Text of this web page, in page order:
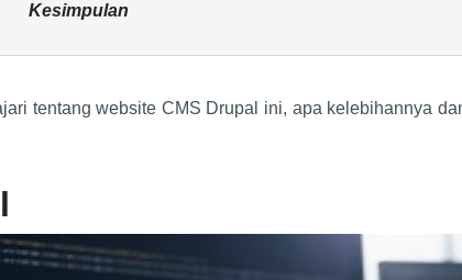
Kesimpulan
tentang website CMS Drupal ini, apa kelebihannya